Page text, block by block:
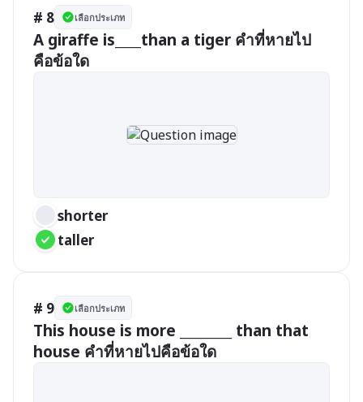
# 8 เลือกประเภท
A giraffe is____than a tiger คำที่หายไป
คือข้อใด
shorter
taller
# 9 เลือกประเภท
This house is more ________ than that
house คำที่หายไปคือข้อใด